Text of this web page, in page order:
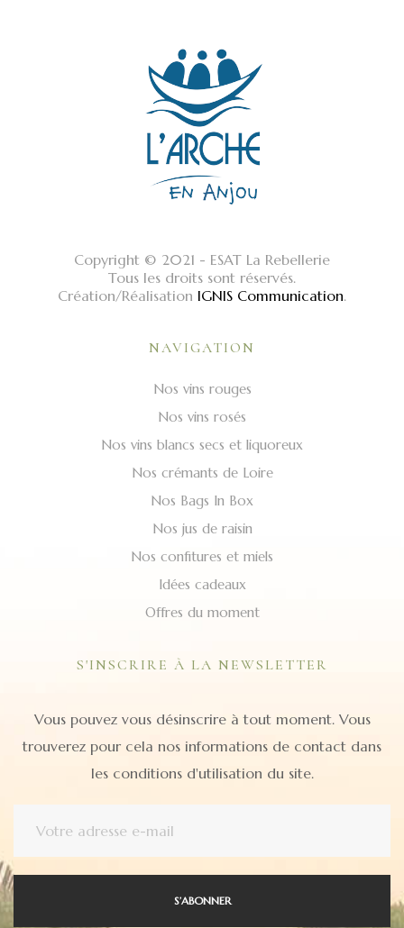
Copyright © 2021 - ESAT La Rebellerie
Tous les droits sont réservés.
Création/Réalisation IGNIS Communication.
NAVIGATION
Nos vins rouges
Nos vins rosés
Nos vins blancs secs et liquoreux
Nos crémants de Loire
Nos Bags In Box
Nos jus de raisin
Nos confitures et miels
Idées cadeaux
Offres du moment
S'INSCRIRE À LA NEWSLETTER
Vous pouvez vous désinscrire à tout moment. Vous
trouverez pour cela nos informations de contact dans
les conditions d'utilisation du site.
S’ABONNER